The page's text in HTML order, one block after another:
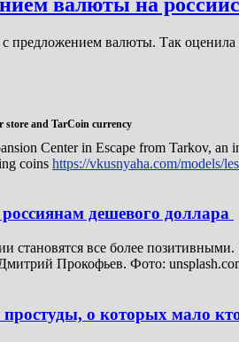
предложением валюты. Так
store and TarCoin currency
Center in Escape from Tarkov,
coins https://vkusnyaha.com/models/
дешевого доллара
становятся все более
Прокофьев. Фото:
о которых мало